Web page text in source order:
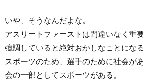
いや、そうなんだよな。
アスリートファーストは間違いなく重
強調していると絶対おかしなことになる
スポーツのため、選手のために社会が
会の一部としてスポーツがある。